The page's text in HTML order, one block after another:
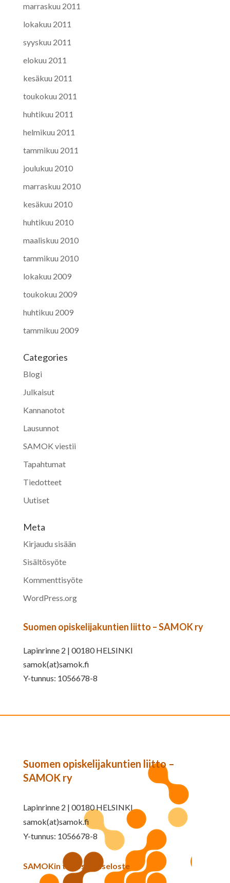
marraskuu 2011
lokakuu 2011
syyskuu 2011
elokuu 2011
kesäkuu 2011
toukokuu 2011
huhtikuu 2011
helmikuu 2011
tammikuu 2011
joulukuu 2010
marraskuu 2010
kesäkuu 2010
huhtikuu 2010
maaliskuu 2010
tammikuu 2010
lokakuu 2009
toukokuu 2009
huhtikuu 2009
tammikuu 2009
Categories
Blogi
Julkaisut
Kannanotot
Lausunnot
SAMOK viestii
Tapahtumat
Tiedotteet
Uutiset
Meta
Kirjaudu sisään
Sisältösyöte
Kommenttisyöte
WordPress.org
Suomen opiskelijakuntien liitto – SAMOK ry
Lapinrinne 2 | 00180 HELSINKI
samok(at)samok.fi
Y-tunnus: 1056678-8
Suomen opiskelijakuntien liitto –
SAMOK ry
Lapinrinne 2 | 00180 HELSINKI
samok(at)samok.fi
Y-tunnus: 1056678-8
SAMOKin tietosuojaseloste